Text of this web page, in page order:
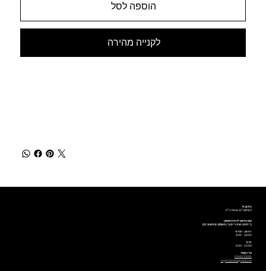
הוספה לסל
לקנייה מהירה
כתובת
השלום 67, גבעת כ״ח
שעות פעילות המשק:
(ייתכנו שינויים בין העסקים השונים)
ראשון - חמישי
18:00 - 8:00
שישי
15:00 - 8:00
צרו קשר
0548231006
superdamti@gmail.com